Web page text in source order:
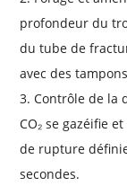
profondeur du
du tube de
avec des
3. Contrôle de la
CO₂ se gazéifie
de rupture
secondes.